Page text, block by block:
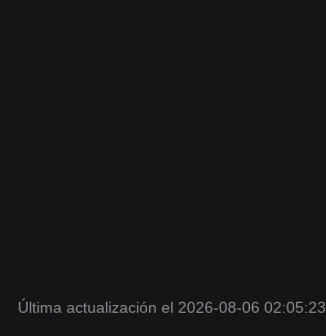
Última actualización el 2026-08-06 02:05:23